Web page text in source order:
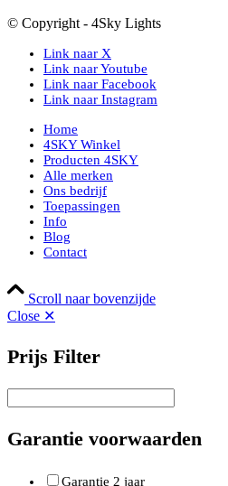
© Copyright - 4Sky Lights
Link naar X
Link naar Youtube
Link naar Facebook
Link naar Instagram
Home
4SKY Winkel
Producten 4SKY
Alle merken
Ons bedrijf
Toepassingen
Info
Blog
Contact
Scroll naar bovenzijde
Close ✕
Prijs Filter
Garantie voorwaarden
Garantie 2 jaar